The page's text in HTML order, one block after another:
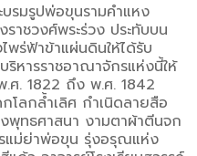
รมรูปพ่อขุนรามคำแหง
าชวงศ์พระร่วง ประทับบน
ร่ฟ้าข้าแผ่นดินให้ได้รับ
ริหารราชอาณาจักรแห่งนี้ให้
.ศ. 1822 ถึง พ.ศ. 1842
โลกล้ำเลิศ กำเนิดลายสือ
พุทธศาสนา งามตาผ้าตีนจก
แม่ย่าพ่อขุน รุ่งอรุณแห่ง